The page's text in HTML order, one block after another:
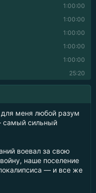
1:00:00
1:00:00
1:00:00
1:00:00
1:00:00
25:20
меня любой разум
самый сильный
воевал за свою
наше поселение
— и все же